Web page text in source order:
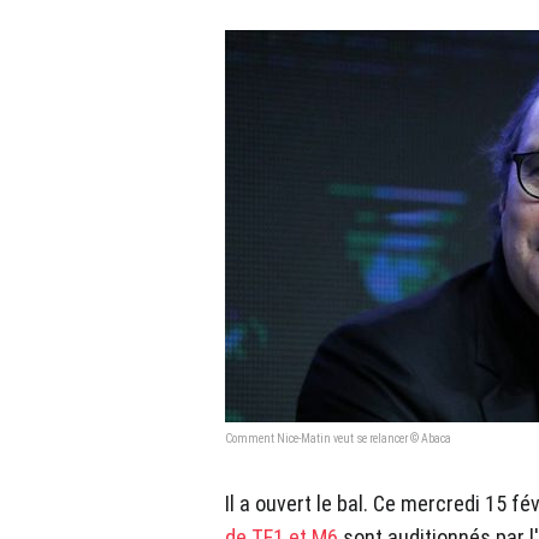
Comment Nice-Matin veut se relancer © Abaca
Il a ouvert le bal. Ce mercredi 15